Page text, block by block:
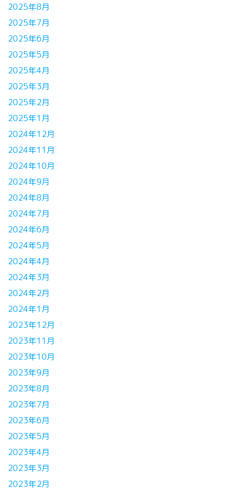
2025年8月
2025年7月
2025年6月
2025年5月
2025年4月
2025年3月
2025年2月
2025年1月
2024年12月
2024年11月
2024年10月
2024年9月
2024年8月
2024年7月
2024年6月
2024年5月
2024年4月
2024年3月
2024年2月
2024年1月
2023年12月
2023年11月
2023年10月
2023年9月
2023年8月
2023年7月
2023年6月
2023年5月
2023年4月
2023年3月
2023年2月